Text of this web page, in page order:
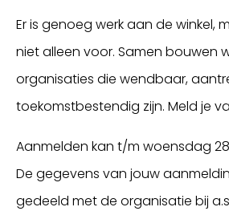
Er is genoeg werk aan de winkel,
niet alleen voor. Samen bouwen
organisaties die wendbaar,
toekomstbestendig zijn. Meld je
Aanmelden kan t/m woensdag 28
De gegevens van jouw
gedeeld met de organisatie bij